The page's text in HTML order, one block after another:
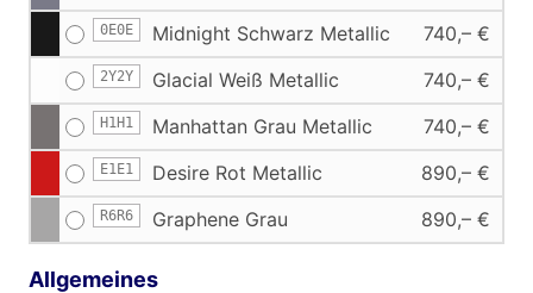
0E0E Midnight Schwarz Metallic 740,– €
2Y2Y Glacial Weiß Metallic 740,– €
H1H1 Manhattan Grau Metallic 740,– €
E1E1 Desire Rot Metallic 890,– €
R6R6 Graphene Grau 890,– €
Allgemeines